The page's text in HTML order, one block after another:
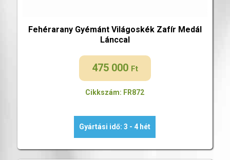
Fehérarany Gyémánt Világoskék Zafír Medál
Lánccal
475 000 Ft
Cikkszám: FR872
Gyártási idő: 3 - 4 hét